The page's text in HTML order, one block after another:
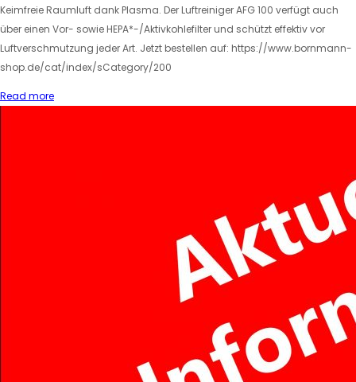
Keimfreie Raumluft dank Plasma. Der Luftreiniger AFG 100 verfügt auch
über einen Vor- sowie HEPA*-/Aktivkohlefilter und schützt effektiv vor
Luftverschmutzung jeder Art. Jetzt bestellen auf: https://www.bornmann-
shop.de/cat/index/sCategory/200
Read more